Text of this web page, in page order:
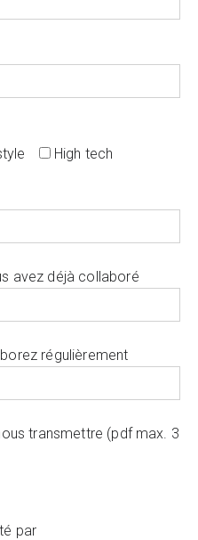
High tech
avez déjà collaboré
régulièrement
transmettre (pdf max. 3
par